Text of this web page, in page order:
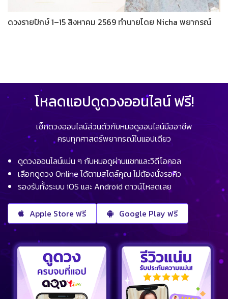
ดวงรายปักษ์ 1–15 สิงหาคม 2569 ทำนายโดย Nicha พยากรณ์
โหลดแอปดูดวงออนไลน์ ฟรี!
เช็กดวงออนไลน์ส่วนตัวกับหมอดูออนไลน์มืออาชีพ
ครบทุกศาสตร์พยากรณ์ในแอปเดียว
ดูดวงออนไลน์แม่น ๆ กับหมอดูผ่านแชทและวิดีโอคอล
เลือกดูดวง Online ได้ตามสไตล์คุณ ไม่ต้องนั่งรอคิว
รองรับทั้งระบบ iOS และ Android ดาวน์โหลดเลย
Apple Store ฟรี Google Play ฟรี